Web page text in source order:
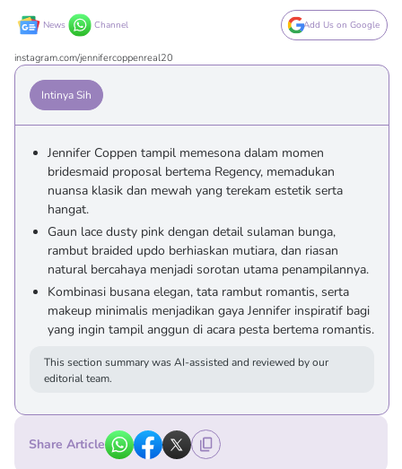
News Channel Add Us on Google
instagram.com/jennifercoppenreal20
Intinya Sih
Jennifer Coppen tampil memesona dalam momen
bridesmaid proposal bertema Regency, memadukan
nuansa klasik dan mewah yang terekam estetik serta
hangat.
Gaun lace dusty pink dengan detail sulaman bunga,
rambut braided updo berhiaskan mutiara, dan riasan
natural bercahaya menjadi sorotan utama penampilannya.
Kombinasi busana elegan, tata rambut romantis, serta
makeup minimalis menjadikan gaya Jennifer inspiratif bagi
yang ingin tampil anggun di acara pesta bertema romantis.
This section summary was AI-assisted and reviewed by our
editorial team.
Share Article